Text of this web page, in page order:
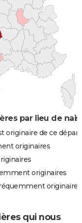
par lieu de
originaire de ce
originaires
originaires
originaires
qui nous